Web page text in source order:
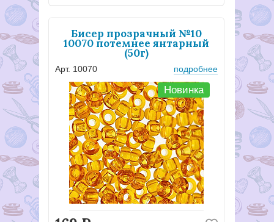
Бисер прозрачный №10
10070 потемнее янтарный
(50г)
Арт. 10070 подробнее
Новинка